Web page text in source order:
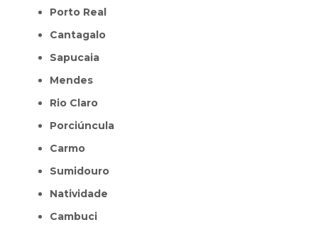
Porto Real
Cantagalo
Sapucaia
Mendes
Rio Claro
Porciúncula
Carmo
Sumidouro
Natividade
Cambuci